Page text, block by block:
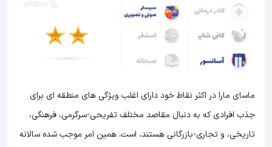
ماسای مارا در اکثر نقاط خود دارای اغلب ویژگی های منطقه ای برای
جذب افرادی که به دنبال مقاصد مختلف تفریحی-سرگرمی، فرهنگی،
تاریخی، و تجاری-بازرگانی هستند، است. همین امر موجب شده سالانه